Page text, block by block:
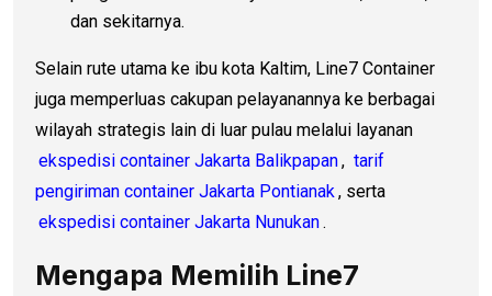
dan sekitarnya.
Selain rute utama ke ibu kota Kaltim, Line7 Container
juga memperluas cakupan pelayanannya ke berbagai
wilayah strategis lain di luar pulau melalui layanan
ekspedisi container Jakarta Balikpapan, tarif
pengiriman container Jakarta Pontianak, serta
ekspedisi container Jakarta Nunukan.
Mengapa Memilih Line7